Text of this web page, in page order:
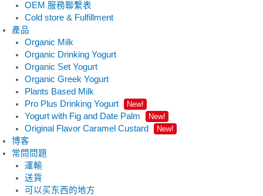
OEM 服務聯繫表
Cold store & Fulfillment
產品
Organic Milk
Organic Drinking Yogurt
Organic Set Yogurt
Organic Greek Yogurt
Plants Based Milk
Pro Plus Drinking Yogurt
New!
Yogurt with Fig and Date Palm New!
Original Flavor Caramel Custard New!
博客
常問問題
運輸
送貨
可以买东西的地方